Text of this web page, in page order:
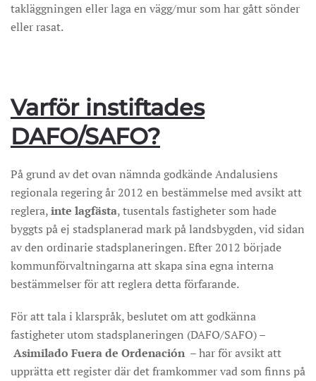
takläggningen eller laga en vägg/mur som har gått sönder
eller rasat.
Varför instiftades
DAFO/SAFO?
På grund av det ovan nämnda godkände Andalusiens
regionala regering år 2012 en bestämmelse med avsikt att
reglera,inte lagfästa, tusentals fastigheter som hade
byggts på ej stadsplanerad mark på landsbygden, vid sidan
av den ordinarie stadsplaneringen. Efter 2012 började
kommunförvaltningarna att skapa sina egna interna
bestämmelser för att reglera detta förfarande.
För att tala i klarspråk, beslutet om att godkänna
fastigheter utom stadsplaneringen (DAFO/SAFO) –
Asimilado Fuera de Ordenación – har för avsikt att
upprätta ett register där det framkommer vad som finns på